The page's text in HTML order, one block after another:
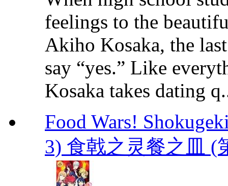
feelings to the
Akiho Kosaka, the
say “yes.” Like
Kosaka takes dating
Food Wars!
3) 食戟之灵餐之皿 (